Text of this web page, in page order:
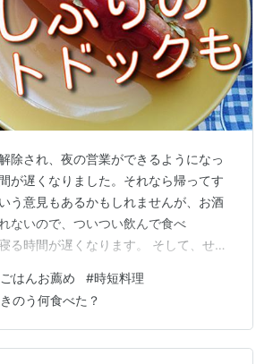
除され、夜の営業ができるようになっ
が遅くなりました。それなら帰ってす
う意見もあるかもしれませんが、お酒
ないので、ついつい飲んで食べ
る時間が遅くなります。 そして、せっ
した。 ということで、いつも以上に簡
いろです。 今週の朝ごはん 久しぶりの
場しました。 パン ホットドック ご飯
ームのリゾット風 カレーライス 麺類
はんお薦め #時短料理
きのう何食べた？